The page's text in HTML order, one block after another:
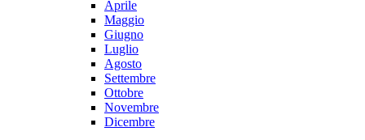
Aprile
Maggio
Giugno
Luglio
Agosto
Settembre
Ottobre
Novembre
Dicembre